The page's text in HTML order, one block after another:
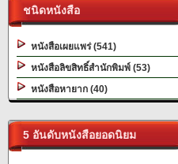
ชนิดหนังสือ
หนังสือเผยแพร่ (541)
หนังสือลิขสิทธิ์สำนักพิมพ์ (53)
หนังสือหายาก (40)
5 อันดับหนังสือยอดนิยม